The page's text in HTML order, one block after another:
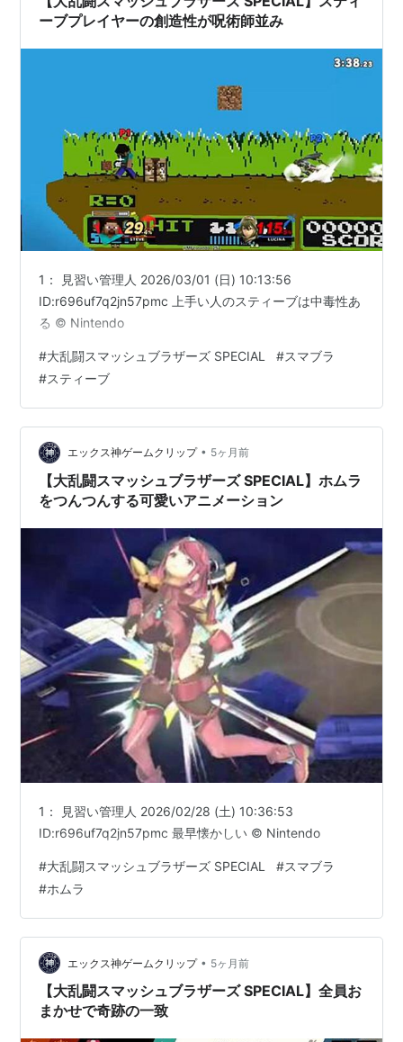
ーブプレイヤーの創造性が呪術師並み
1： 見習い管理人 2026/03/01 (日) 10:13:56
ID:r696uf7q2jn57pmc 上手い人のスティーブは中毒性あ
る © Nintendo
#大乱闘スマッシュブラザーズ SPECIAL #スマブラ
#スティーブ
エックス神ゲームクリップ • 5ヶ月前
【大乱闘スマッシュブラザーズ SPECIAL】ホムラ
をつんつんする可愛いアニメーション
1： 見習い管理人 2026/02/28 (土) 10:36:53
ID:r696uf7q2jn57pmc 最早懐かしい © Nintendo
#大乱闘スマッシュブラザーズ SPECIAL #スマブラ
#ホムラ
エックス神ゲームクリップ • 5ヶ月前
【大乱闘スマッシュブラザーズ SPECIAL】全員お
まかせで奇跡の一致